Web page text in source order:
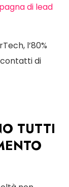
di lead
l’80%
di
TUTTI